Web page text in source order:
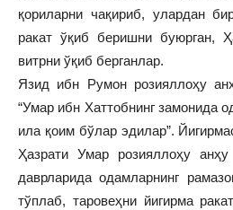
қориларни чақириб, улардан
ракат ўқиб беришни буюрган,
витрни ўқиб берганлар.
Язид ибн Румон розияллоҳу
“Умар ибн Хаттобнинг замонида
ила қоим бўлар эдилар”.
Ҳазрати Умар розияллоҳу
даврларида одамларнинг
тўплаб, таровеҳни йигирма